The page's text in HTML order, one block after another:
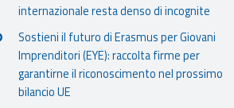
internazionale resta denso di incognite
Sostieni il futuro di Erasmus per Giovani
Imprenditori (EYE): raccolta firme per
garantirne il riconoscimento nel prossimo
bilancio UE